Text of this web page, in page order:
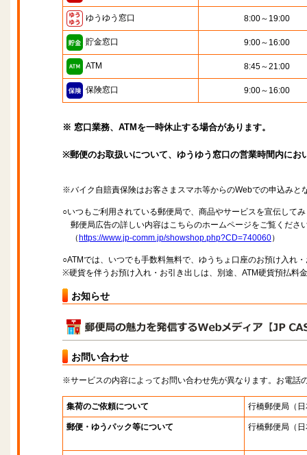
ゆうゆう窓口 8:00～19:00
貯金窓口 9:00～16:00
ATM 8:45～21:00
保険窓口 9:00～16:00
※ 窓口業務、ATMを一時休止する場合があります。
※郵便のお取扱いについて、ゆうゆう窓口の営業時間内に
※バイク自賠責保険はお客さまスマホ等からのWebでの申込みと
○いつもご利用されている郵便局で、商品やサービスを宣伝して
郵便局広告の詳しい内容はこちらのホームページをご覧くださ
（ https://www.jp-comm.jp/showshop.php?CD=740060）
○ATMでは、いつでも手数料無料で、ゆうちょ口座のお預け入れ
※硬貨を伴うお預け入れ・お引き出しは、別途、ATM硬貨預払料
お知らせ
お問い合わせ
※サービスの内容によってお問い合わせ先が異なります。お電話
集荷のご依頼について 行橋郵便局 （
郵便・ゆうパック等について 行橋郵便局 （